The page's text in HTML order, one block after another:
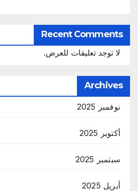
Recent Comments
لا توجد تعليقات للعرض.
Archives
نوفمبر 2025
أكتوبر 2025
سبتمبر 2025
أبريل 2025